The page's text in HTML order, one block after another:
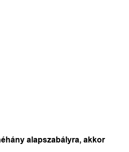
alapszabályra, akkor